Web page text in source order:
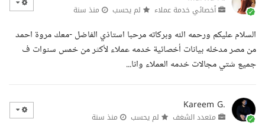
أخصائي خدمة عملاء لم يحسب منذ سنة
السلام عليكم ورحمه الله وبركاته مرحبا استاذي الفاضل -معك مروة احمد
من مصر مدخله بيانات أخصائية خدمه عملاء لأكثر من خمس سنوات ف
جميع شتي مجالات خدمه العملاء وانا...
Kareem G.
متعدد الشغف لم يحسب منذ سنة